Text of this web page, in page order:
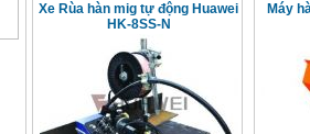
Xe Rùa hàn mig tự động Huawei
HK-8SS-N
Máy